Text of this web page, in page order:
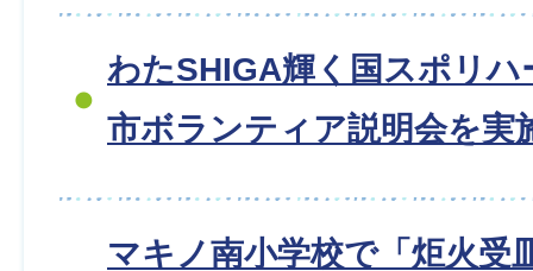
わたSHIGA輝く国スポリハ
市ボランティア説明会を実
マキノ南小学校で「炬火受